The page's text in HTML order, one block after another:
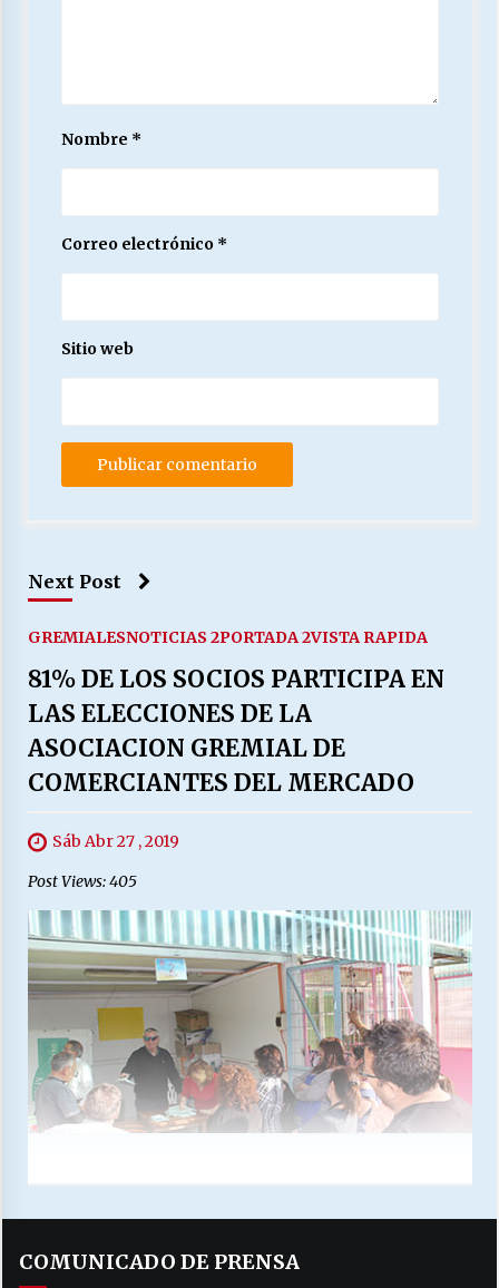
Nombre *
Correo electrónico *
Sitio web
Next Post
GREMIALESNOTICIAS 2PORTADA 2VISTA RAPIDA
81% DE LOS SOCIOS PARTICIPA EN
LAS ELECCIONES DE LA
ASOCIACION GREMIAL DE
COMERCIANTES DEL MERCADO
Sáb Abr 27 , 2019
Post Views: 405
COMUNICADO DE PRENSA